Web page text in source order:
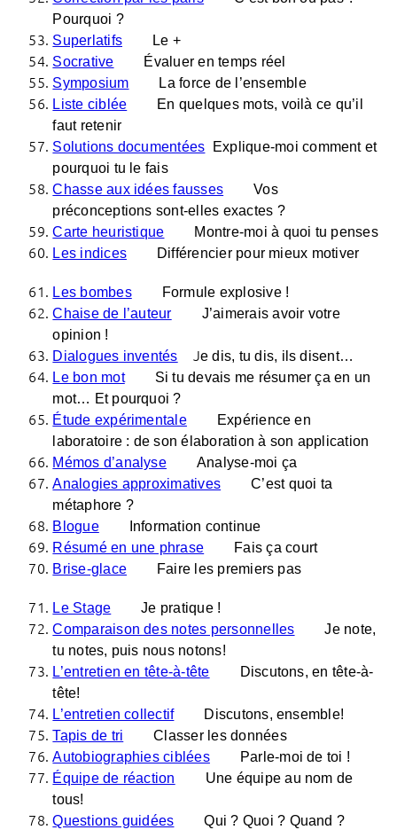
Pourquoi ?
Superlatifs
Le +
Socrative
Évaluer en temps réel
Symposium
La force de l’ensemble
Liste ciblée
En quelques mots, voilà ce qu’il
faut retenir
Solutions documentées Explique-moi comment et
pourquoi tu le fais
Chasse aux idées fausses
Vos
préconceptions sont-elles exactes ?
Carte heuristique
Montre-moi à quoi tu penses
Les indices
Différencier pour mieux motiver
Les bombes
Formule explosive !
Chaise de l’auteur
J’aimerais avoir votre
opinion !
Dialogues inventés
Je dis, tu dis, ils disent…
Le bon mot
Si tu devais me résumer ça en un
mot… Et pourquoi ?
Étude expérimentale
Expérience en
laboratoire : de son élaboration à son application
Mémos d’analyse
Analyse-moi ça
Analogies approximatives
C’est quoi ta
métaphore ?
Blogue
Information continue
Résumé en une phrase
Fais ça court
Brise-glace
Faire les premiers pas
Le Stage
Je pratique !
Comparaison des notes personnelles
Je note,
tu notes, puis nous notons!
L’entretien en tête-à-tête
Discutons, en tête-à-
tête!
L’entretien collectif
Discutons, ensemble!
Tapis de tri
Classer les données
Autobiographies ciblées
Parle-moi de toi !
Équipe de réaction
Une équipe au nom de
tous!
Questions guidées
Qui ? Quoi ? Quand ?